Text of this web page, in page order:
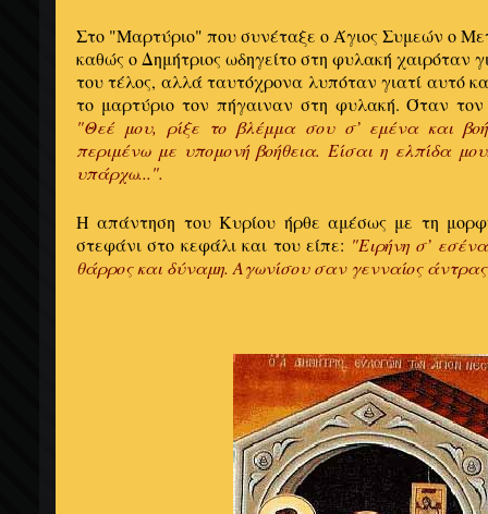
Στο "Μαρτύριο" που συνέταξε ο Άγιος Συμεών ο
καθώς ο Δημήτριος ωδηγείτο στη φυλακή χαιρόταν
του τέλος, αλλά ταυτόχρονα λυπόταν γιατί αυτό
το μαρτύριο τον πήγαιναν στη φυλακή. Όταν τον
"Θεέ μου, ρίξε το βλέμμα σου σ’ εμένα και
περιμένω με υπομονή βοήθεια. Είσαι η ελπίδα
υπάρχω...".
Η απάντηση του Κυρίου ήρθε αμέσως με τη
στεφάνι στο κεφάλι και του είπε: "Ειρήνη σ’
θάρρος και δύναμη. Αγωνίσου σαν γενναίος